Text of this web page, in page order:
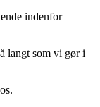
indenfor
langt som vi gør i